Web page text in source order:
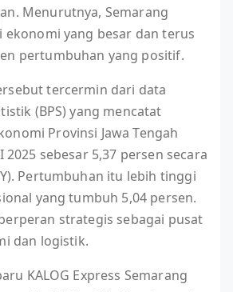
Menurutnya, Semarang
ekonomi yang besar dan terus
pertumbuhan yang positif.
tercermin dari data
(BPS) yang mencatat
Provinsi Jawa Tengah
2025 sebesar 5,37 persen secara
Pertumbuhan itu lebih tinggi
yang tumbuh 5,04 persen.
strategis sebagai pusat
dan logistik.
KALOG Express Semarang